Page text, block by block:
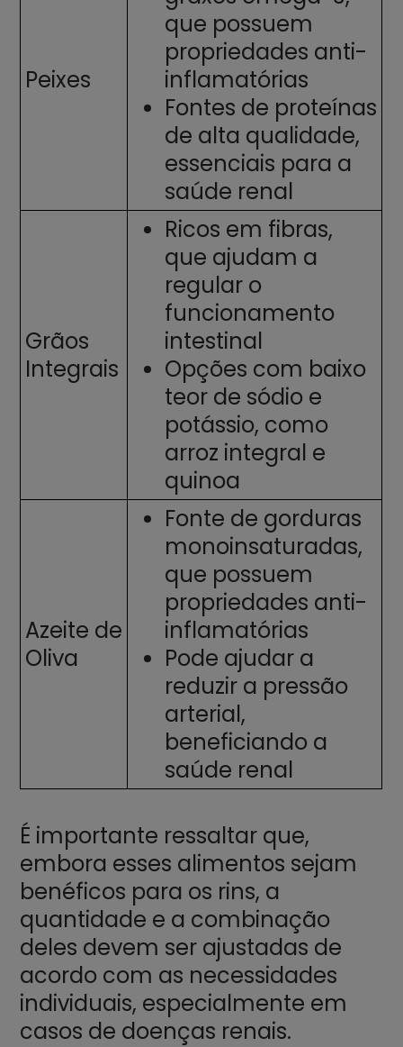
Peixes
que possuem
propriedades anti-
inflamatórias
Fontes de proteínas
de alta qualidade,
essenciais para a
saúde renal
Grãos
Integrais
Ricos em fibras,
que ajudam a
regular o
funcionamento
intestinal
Opções com baixo
teor de sódio e
potássio, como
arroz integral e
quinoa
Azeite de
Oliva
Fonte de gorduras
monoinsaturadas,
que possuem
propriedades anti-
inflamatórias
Pode ajudar a
reduzir a pressão
arterial,
beneficiando a
saúde renal
É importante ressaltar que,
embora esses alimentos sejam
benéficos para os rins, a
quantidade e a combinação
deles devem ser ajustadas de
acordo com as necessidades
individuais, especialmente em
casos de doenças renais.